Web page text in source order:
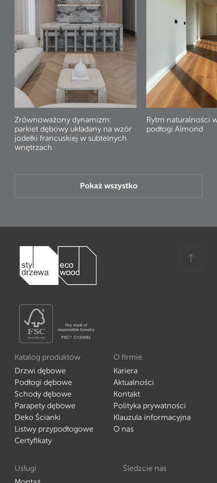
Zrównoważony dynamizm:
parkiet dębowy układany na wzór
jodełki francuskiej w subtelnych
wnętrzach
Rytm naturalności
podłogi Almond
Pokaż wszystko
Katalog produktów
Drzwi dębowe
Podłogi dębowe
Schody dębowe
Parapety dębowe
Deko Ścianki
Listwy przypodłogowe
Certyfikaty
O firmie
Kariera
Aktualności
Kontakt
Polityka prywatności
Klauzula informacyjna
O nas
Usługi
Śledzcie nas